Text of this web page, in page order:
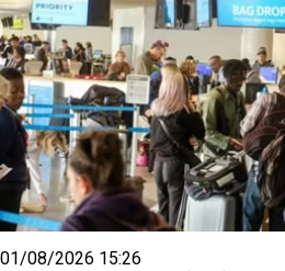
01/08/2026 15:26